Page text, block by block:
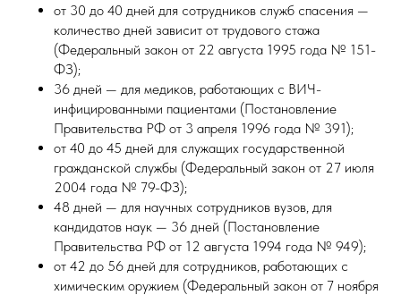
от 30 до 40 дней для сотрудников служб спасения —
количество дней зависит от трудового стажа
(Федеральный закон от 22 августа 1995 года № 151-
ФЗ);
36 дней — для медиков, работающих с ВИЧ-
инфицированными пациентами (Постановление
Правительства РФ от 3 апреля 1996 года № 391);
от 40 до 45 дней для служащих государственной
гражданской службы (Федеральный закон от 27 июля
2004 года № 79-ФЗ);
48 дней — для научных сотрудников вузов, для
кандидатов наук — 36 дней (Постановление
Правительства РФ от 12 августа 1994 года № 949);
от 42 до 56 дней для сотрудников, работающих с
химическим оружием (Федеральный закон от 7 ноября